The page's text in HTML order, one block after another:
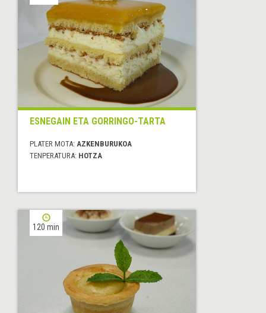
ESNEGAIN ETA GORRINGO-TARTA
PLATER MOTA: AZKENBURUKOA
TENPERATURA: HOTZA
120 min